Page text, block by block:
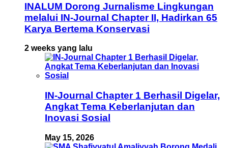
INALUM Dorong Jurnalisme Lingkungan
melalui IN-Journal Chapter II, Hadirkan 65
Karya Bertema Konservasi
2 weeks yang lalu
IN-Journal Chapter 1 Berhasil Digelar,
Angkat Tema Keberlanjutan dan
Inovasi Sosial
May 15, 2026